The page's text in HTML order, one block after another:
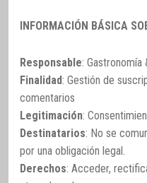
INFORMACIÓN BÁSICA
Responsable: Gastronomía
Finalidad: Gestión de
comentarios
Legitimación:
Destinatarios: No se
por una obligación legal.
Derechos: Acceder,